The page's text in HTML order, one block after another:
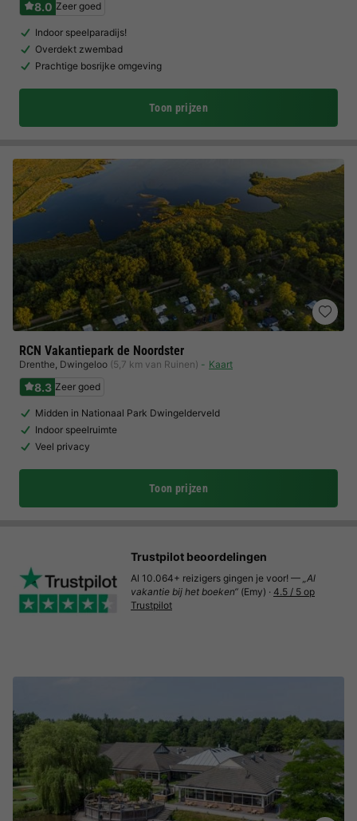
8.0 Zeer goed
Indoor speelparadijs!
Overdekt zwembad
Prachtige bosrijke omgeving
Toon prijzen
RCN Vakantiepark de Noordster
Drenthe, Dwingeloo (5,7 km van Ruinen) Kaart
8.3 Zeer goed
Midden in Nationaal Park Dwingelderveld
Indoor speelruimte
Veel privacy
Toon prijzen
Trustpilot beoordelingen
Al 10.064+ reizigers gingen je voor! — „Al
vakantie bij het boeken“ (Emy) · 4.5 / 5 op
Trustpilot